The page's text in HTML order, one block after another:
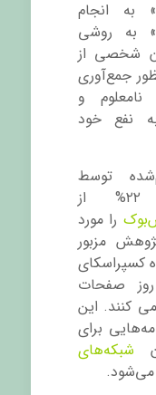
به انجام
به روشی
شخصی از
جمع‌آوری
و
نفع خود
توسط
آزمایشگاه کَسپِراِسکای، ۲۲% از
را مورد
مزبور
کسپراسکای
صفحات
کنند. این
برای
شبکه‌های
می‌شود.